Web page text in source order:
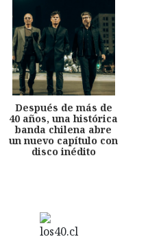
Después de más de
40 años, una histórica
banda chilena abre
un nuevo capítulo con
disco inédito